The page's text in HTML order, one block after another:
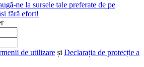
ne la sursele tale preferate de pe
fără efort!
de utilizare și Declarația de protecție a